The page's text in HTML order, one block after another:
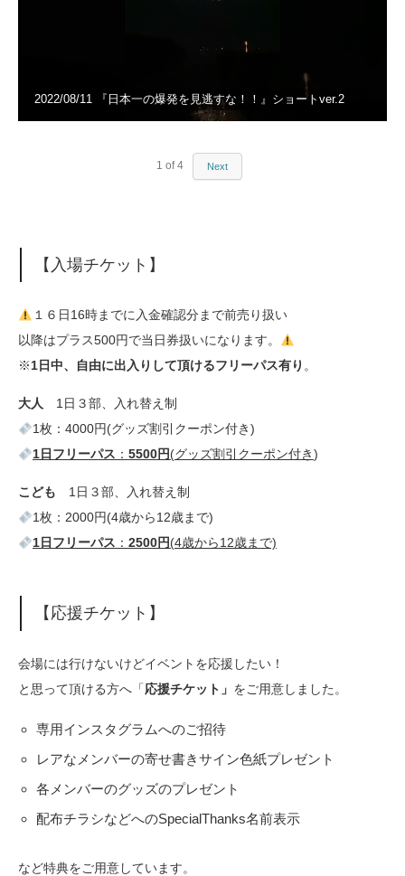
2022/08/11 『日本一の爆発を見逃すな！！』ショートver.2
1 of 4 Next
【入場チケット】
１６日16時までに入金確認分まで前売り扱い
以降はプラス500円で当日券扱いになります。
※1日中、自由に出入りして頂けるフリーパス有り 。
大人 1日３部、入れ替え制
1枚：4000円(グッズ割引クーポン付き)
1日フリーパス ： 5500円(グッズ割引クーポン付き)
こども 1日３部、入れ替え制
1枚：2000円(4歳から12歳まで)
1日フリーパス ： 2500円(4歳から12歳まで)
【応援チケット】
会場には行けないけどイベントを応援したい！
と思って頂ける方へ「応援チケット」 をご用意しました。
専用インスタグラムへのご招待
レアなメンバーの寄せ書きサイン色紙プレゼント
各メンバーのグッズのプレゼント
配布チラシなどへのSpecialThanks名前表示
など特典をご用意しています。